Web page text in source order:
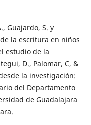
Guajardo, S. y
la escritura en niños
estudio de la
D., Palomar, C, &
la investigación:
del Departamento
de Guadalajara